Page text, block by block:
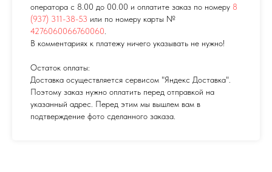
оператора с 8.00 до 00.00 и оплатите заказ по номеру 8
(937) 311-38-53 или по номеру карты №
4276060066760060
В комментариях к платежу ничего указывать не нужно!
Остаток оплаты:
Доставка осуществляется сервисом "Яндекс Доставка".
Поэтому заказ нужно оплатить перед отправкой на
указанный адрес. Перед этим мы вышлем вам в
подтверждение фото сделанного заказа.